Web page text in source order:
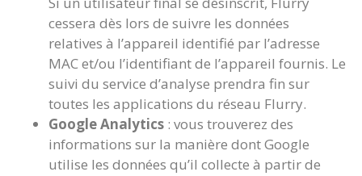
cessera dès lors de suivre les données
relatives à l’appareil identifié par l’adresse
MAC et/ou l’identifiant de l’appareil fournis. Le
suivi du service d’analyse prendra fin sur
toutes les applications du réseau Flurry.
Google Analytics : vous trouverez des
informations sur la manière dont Google
utilise les données qu’il collecte à partir de